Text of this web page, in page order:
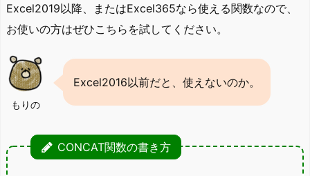
Excel2019以降、またはExcel365なら使える関数なので、
お使いの方はぜひこちらを試してください。
もりの
Excel2016以前だと、使えないのか。
CONCAT関数の書き方